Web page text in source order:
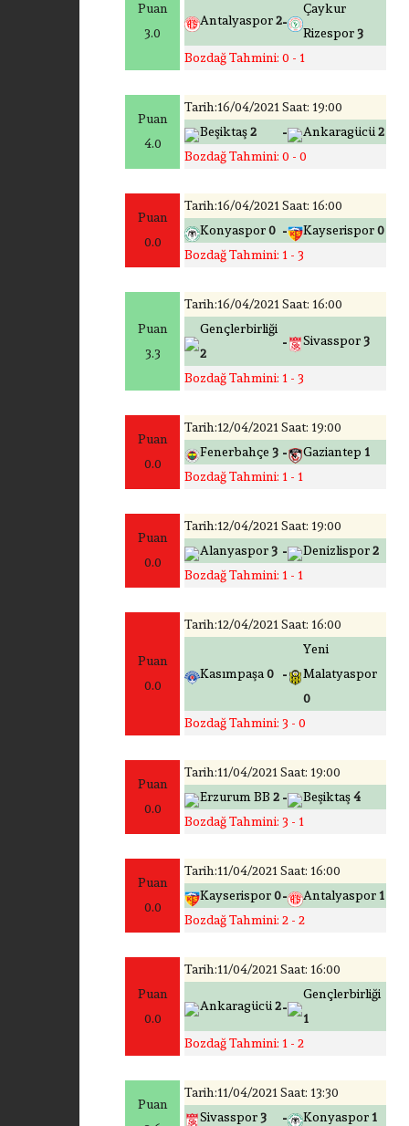
Puan
3.0
Antalyaspor2-
Çaykur
Rizespor3
Bozdağ Tahmini: 0 - 1
Puan
4.0
Tarih:16/04/2021 Saat: 19:00
Beşiktaş2 - Ankaragücü 2
Bozdağ Tahmini: 0 - 0
Puan
0.0
Tarih:16/04/2021 Saat: 16:00
Konyaspor0 - Kayserispor0
Bozdağ Tahmini: 1 - 3
Puan
3.3
Tarih:16/04/2021 Saat: 16:00
Gençlerbirliği
2
- Sivasspor3
Bozdağ Tahmini: 1 - 3
Puan
0.0
Tarih:12/04/2021 Saat: 19:00
Fenerbahçe 3 - Gaziantep 1
Bozdağ Tahmini: 1 - 1
Puan
0.0
Tarih:12/04/2021 Saat: 19:00
Alanyaspor3 - Denizlispor2
Bozdağ Tahmini: 1 - 1
Puan
0.0
Tarih:12/04/2021 Saat: 16:00
Kasımpaşa0 -
Yeni
Malatyaspor
0
Bozdağ Tahmini: 3 - 0
Puan
0.0
Tarih:11/04/2021 Saat: 19:00
Erzurum BB 2 - Beşiktaş4
Bozdağ Tahmini: 3 - 1
Puan
0.0
Tarih:11/04/2021 Saat: 16:00
Kayserispor0- Antalyaspor1
Bozdağ Tahmini: 2 - 2
Puan
0.0
Tarih:11/04/2021 Saat: 16:00
Ankaragücü 2-
Gençlerbirliği
1
Bozdağ Tahmini: 1 - 2
Puan
Tarih:11/04/2021 Saat: 13:30
Sivasspor3 - Konyaspor1